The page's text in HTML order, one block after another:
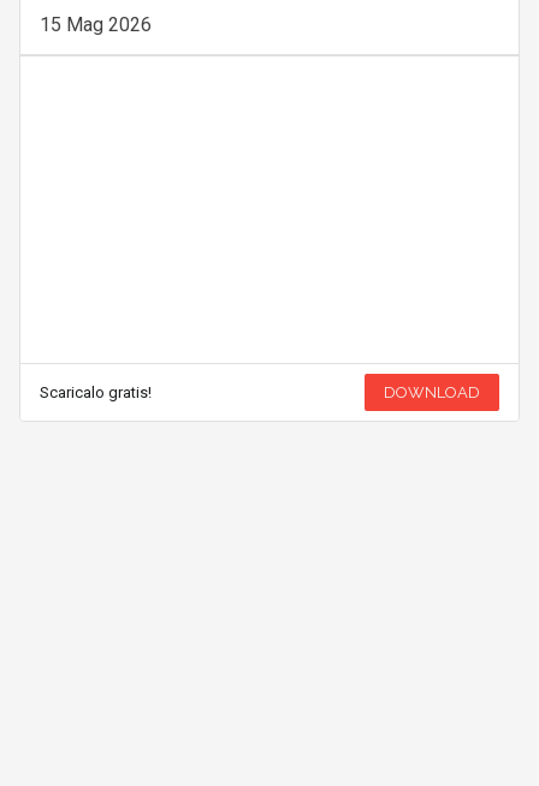
15 Mag 2026
Scaricalo gratis! DOWNLOAD